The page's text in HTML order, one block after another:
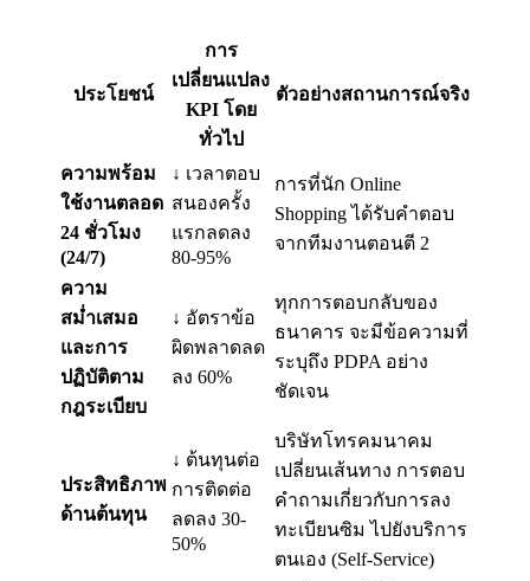
ประโยชน์
การ
เปลี่ยนแปลง
KPI โดย
ทั่วไป
ตัวอย่างสถานการณ์จริง
ความพร้อม
ใช้งานตลอด
24 ชั่วโมง
(24/7)
↓ เวลาตอบ
สนองครั้ง
แรกลดลง
80-95%
การที่นัก Online
Shopping ได้รับคำตอบ
จากทีมงานตอนตี 2
ความ
สม่ำเสมอ
และการ
ปฏิบัติตาม
กฎระเบียบ
↓ อัตราข้อ
ผิดพลาดลด
ลง 60%
ทุกการตอบกลับของ
ธนาคาร จะมีข้อความที่
ระบุถึง PDPA อย่าง
ชัดเจน
ประสิทธิภาพ
ด้านต้นทุน
↓ ต้นทุนต่อ
การติดต่อ
ลดลง 30-
50%
บริษัทโทรคมนาคม
เปลี่ยนเส้นทาง การตอบ
คำถามเกี่ยวกับการลง
ทะเบียนซิม ไปยังบริการ
ตนเอง (Self-Service)